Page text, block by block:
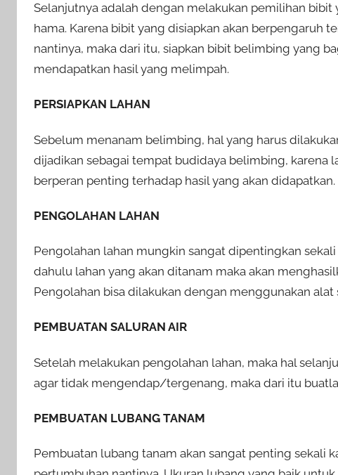
Selanjutnya adalah dengan melakukan pemilihan
hama. Karena bibit yang disiapkan akan berpengaruh
nantinya, maka dari itu, siapkan bibit belimbing yang
mendapatkan hasil yang melimpah.
PERSIAPKAN LAHAN
Sebelum menanam belimbing, hal yang harus
dijadikan sebagai tempat budidaya belimbing, karena
berperan penting terhadap hasil yang akan didapatkan.
PENGOLAHAN LAHAN
Pengolahan lahan mungkin sangat dipentingkan
dahulu lahan yang akan ditanam maka akan
Pengolahan bisa dilakukan dengan menggunakan
PEMBUATAN SALURAN AIR
Setelah melakukan pengolahan lahan, maka hal
agar tidak mengendap/tergenang, maka dari itu
PEMBUATAN LUBANG TANAM
Pembuatan lubang tanam akan sangat penting sekali